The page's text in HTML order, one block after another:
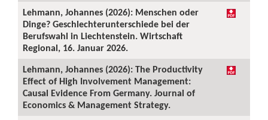
Lehmann, Johannes (2026): Menschen oder
Dinge? Geschlechterunterschiede bei der
Berufswahl in Liechtenstein. Wirtschaft
Regional, 16. Januar 2026.
Lehmann, Johannes (2026): The Productivity
Effect of High Involvement Management:
Causal Evidence From Germany. Journal of
Economics & Management Strategy.